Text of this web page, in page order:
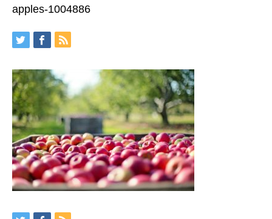
apples-1004886
遊場志善（あそば よしゆき）について